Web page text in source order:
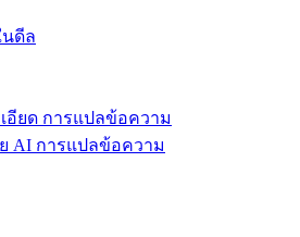
นดีล
อียด การแปลข้อความ
AI การแปลข้อความ